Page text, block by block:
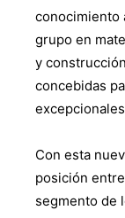
conocimiento
grupo en
y
concebidas
Con esta
posición
segmento de